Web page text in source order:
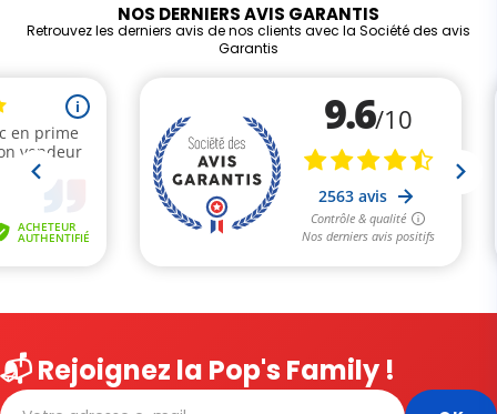
NOS DERNIERS AVIS GARANTIS
Retrouvez les derniers avis de nos clients avec la Société des avis
Garantis
📬 Rejoignez la Pop's Family !